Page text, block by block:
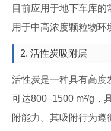
目前应用于地下车库
用于中高浓度颗粒物环
2. 活性炭吸附层
活性炭是一种具有高度
可达800–1500 m²/g，
附能力。其吸附行为